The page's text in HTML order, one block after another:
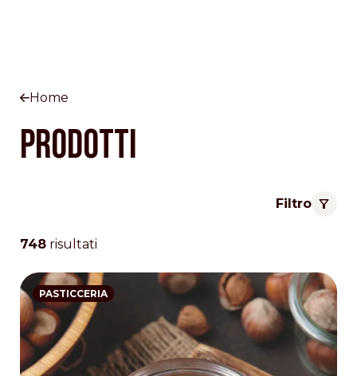
Home
Prodotti
Filtro
748 risultati
PASTICCERIA